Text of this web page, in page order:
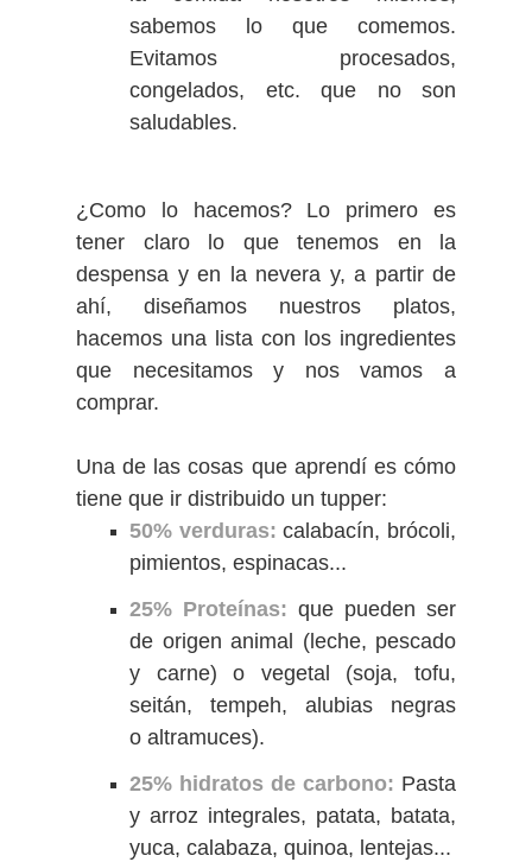
sabemos lo que comemos.
Evitamos procesados,
congelados, etc. que no son
saludables.
¿Como lo hacemos? Lo primero es
tener claro lo que tenemos en la
despensa y en la nevera y, a partir de
ahí, diseñamos nuestros platos,
hacemos una lista con los ingredientes
que necesitamos y nos vamos a
comprar.
Una de las cosas que aprendí es cómo
tiene que ir distribuido un tupper:
50% verduras: calabacín, brócoli,
pimientos, espinacas...
25% Proteínas: que pueden ser
de origen animal (leche, pescado
y carne) o vegetal (soja, tofu,
seitán, tempeh, alubias negras
o altramuces).
25% hidratos de carbono: Pasta
y arroz integrales, patata, batata,
yuca, calabaza, quinoa, lentejas...